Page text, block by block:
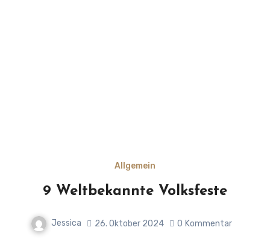
Allgemein
9 Weltbekannte Volksfeste
Jessica 26. Oktober 2024 0 Kommentar